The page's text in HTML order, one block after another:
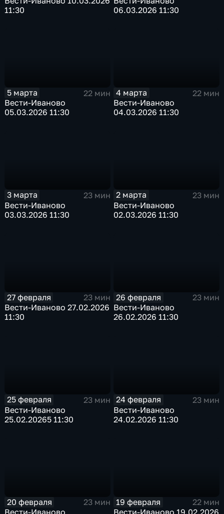
11:30
06.03.2026 11:30
5 марта
22 мин
Вести-Иваново
05.03.2026 11:30
4 марта
22 мин
Вести-Иваново
04.03.2026 11:30
3 марта
23 мин
Вести-Иваново
03.03.2026 11:30
2 марта
23 мин
Вести-Иваново
02.03.2026 11:30
27 февраля
23 мин
Вести-Иваново 27.02.2026
11:30
26 февраля
23 мин
Вести-Иваново
26.02.2026 11:30
25 февраля
23 мин
Вести-Иваново
25.02.20265 11:30
24 февраля
23 мин
Вести-Иваново
24.02.2026 11:30
20 февраля
23 мин
19 февраля
22 мин